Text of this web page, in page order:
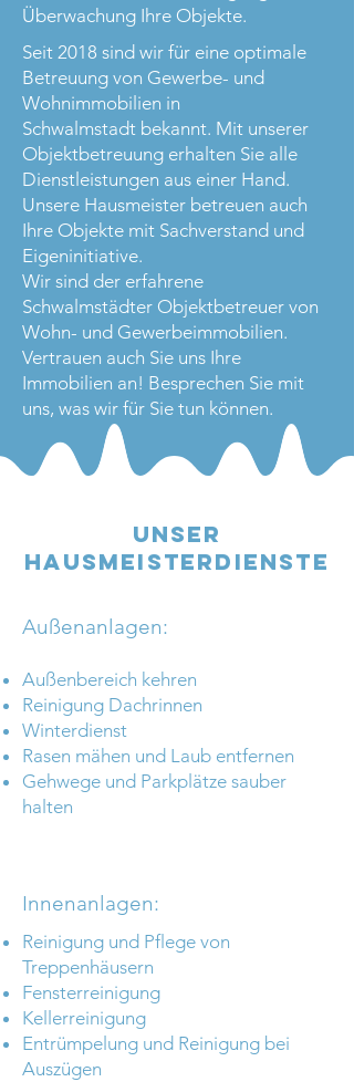
Überwachung Ihre Objekte.
Seit 2018 sind wir für eine optimale
Betreuung von Gewerbe- und
Wohnimmobilien in
Schwalmstadt bekannt. Mit unserer
Objektbetreuung erhalten Sie alle
Dienstleistungen aus einer Hand.
Unsere Hausmeister betreuen auch
Ihre Objekte mit Sachverstand und
Eigeninitiative.
Wir sind der erfahrene
Schwalmstädter Objektbetreuer von
Wohn- und Gewerbeimmobilien.
Vertrauen auch Sie uns Ihre
Immobilien an! Besprechen Sie mit
uns, was wir für Sie tun können.
Unser
Hausmeisterdienste
Außenanlagen:
Innenanlagen:
Reinigung und Pflege von
Treppenhäusern
Fensterreinigung
Kellerreinigung
Entrümpelung und Reinigung bei
Auszügen
Außenbereich kehren
Reinigung Dachrinnen
Winterdienst
Rasen mähen und Laub entfernen
Gehwege und Parkplätze sauber
halten